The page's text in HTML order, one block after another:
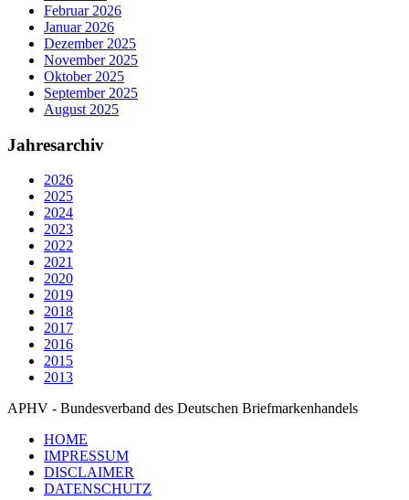
Februar 2026
Januar 2026
Dezember 2025
November 2025
Oktober 2025
September 2025
August 2025
Jahresarchiv
2026
2025
2024
2023
2022
2021
2020
2019
2018
2017
2016
2015
2013
APHV - Bundesverband des Deutschen Briefmarkenhandels
HOME
IMPRESSUM
DISCLAIMER
DATENSCHUTZ